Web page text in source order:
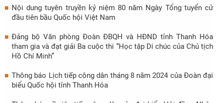
Nội dung tuyên truyền kỷ niệm 80 năm Ngày Tổng tuyển cử
đầu tiên bầu Quốc hội Việt Nam
Đảng bộ Văn phòng Đoàn ĐBQH và HĐND tỉnh Thanh Hóa
tham gia và đạt giải Ba cuộc thi “Học tập Di chúc của Chủ tịch
Hồ Chí Minh”
Thông báo Lịch tiếp công dân tháng 8 năm 2024 của Đoàn đại
biểu Quốc hội tỉnh Thanh Hóa